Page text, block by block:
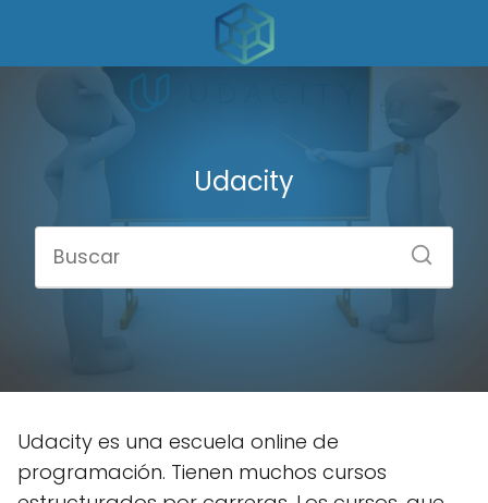
Udacity
Udacity es una escuela online de
programación. Tienen muchos cursos